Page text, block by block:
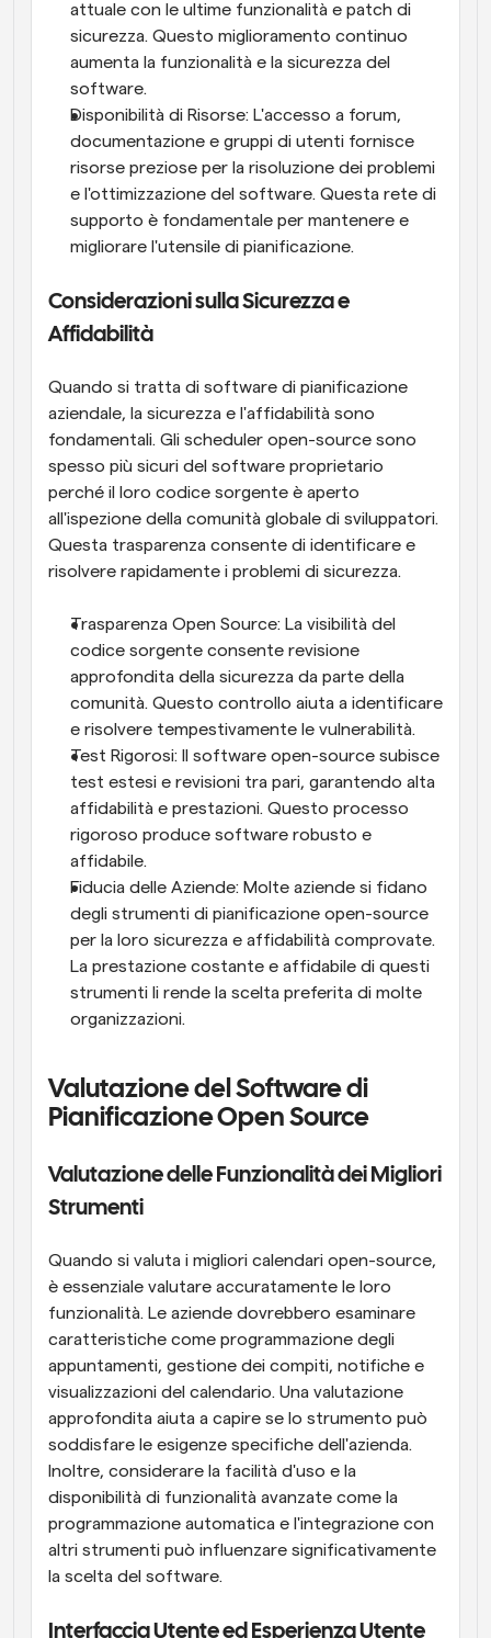
attuale con le ultime funzionalità e patch di
sicurezza. Questo miglioramento continuo
aumenta la funzionalità e la sicurezza del
software.
Disponibilità di Risorse: L'accesso a forum,
documentazione e gruppi di utenti fornisce
risorse preziose per la risoluzione dei problemi
e l'ottimizzazione del software. Questa rete di
supporto è fondamentale per mantenere e
migliorare l'utensile di pianificazione.
Considerazioni sulla Sicurezza e
Affidabilità
Quando si tratta di software di pianificazione
aziendale, la sicurezza e l'affidabilità sono
fondamentali. Gli scheduler open-source sono
spesso più sicuri del software proprietario
perché il loro codice sorgente è aperto
all'ispezione della comunità globale di sviluppatori.
Questa trasparenza consente di identificare e
risolvere rapidamente i problemi di sicurezza.
Trasparenza Open Source: La visibilità del
codice sorgente consente revisione
approfondita della sicurezza da parte della
comunità. Questo controllo aiuta a identificare
e risolvere tempestivamente le vulnerabilità.
Test Rigorosi: Il software open-source subisce
test estesi e revisioni tra pari, garantendo alta
affidabilità e prestazioni. Questo processo
rigoroso produce software robusto e
affidabile.
Fiducia delle Aziende: Molte aziende si fidano
degli strumenti di pianificazione open-source
per la loro sicurezza e affidabilità comprovate.
La prestazione costante e affidabile di questi
strumenti li rende la scelta preferita di molte
organizzazioni.
Valutazione del Software di
Pianificazione Open Source
Valutazione delle Funzionalità dei Migliori
Strumenti
Quando si valuta i migliori calendari open-source,
è essenziale valutare accuratamente le loro
funzionalità. Le aziende dovrebbero esaminare
caratteristiche come programmazione degli
appuntamenti, gestione dei compiti, notifiche e
visualizzazioni del calendario. Una valutazione
approfondita aiuta a capire se lo strumento può
soddisfare le esigenze specifiche dell'azienda.
Inoltre, considerare la facilità d'uso e la
disponibilità di funzionalità avanzate come la
programmazione automatica e l'integrazione con
altri strumenti può influenzare significativamente
la scelta del software.
Interfaccia Utente ed Esperienza Utente